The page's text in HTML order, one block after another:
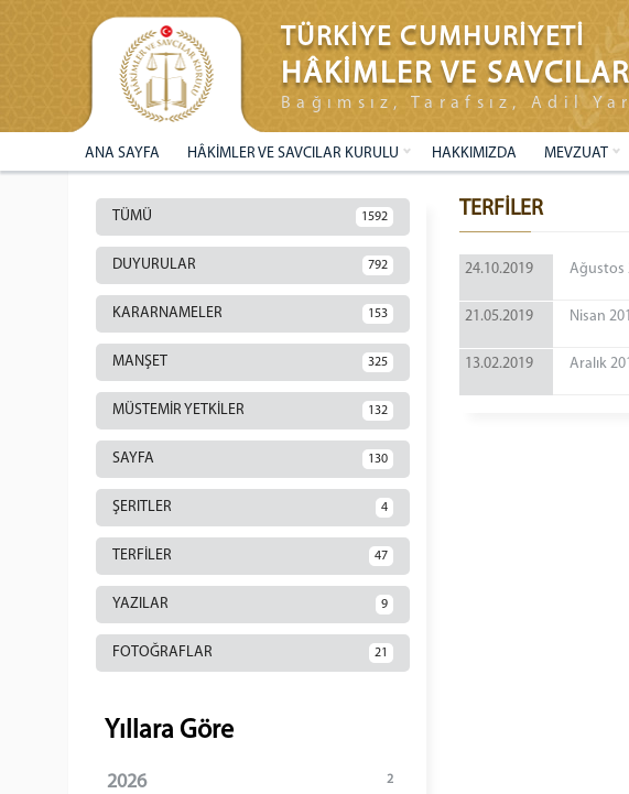
TÜRKİYE CUMHURİYETİ
HÂKİMLER VE
Bağımsız, Tarafsız, Adil
ANA SAYFA HÂKİMLER VE SAVCILAR KURULU HAKKIMIZDA MEVZUAT
TÜMÜ 1592
DUYURULAR 792
KARARNAMELER 153
MANŞET 325
MÜSTEMİR YETKİLER 132
SAYFA 130
ŞERITLER 4
TERFİLER 47
YAZILAR 9
FOTOĞRAFLAR 21
Yıllara Göre
2026 2
TERFİLER
24.10.2019 Ağustos
21.05.2019 Nisan
13.02.2019 Aralık